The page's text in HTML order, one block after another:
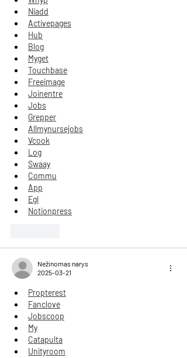
Niadd
Activepages
Hub
Blog
Myget
Touchbase
Freeimage
Joinentre
Jobs
Grepper
Allmynursejobs
Vcook
Log
Swaay
Commu
App
Egl
Notionpress
Nežinomas narys
2025-03-21
Propterest
Fanclove
Jobscoop
My
Catapulta
Unityroom